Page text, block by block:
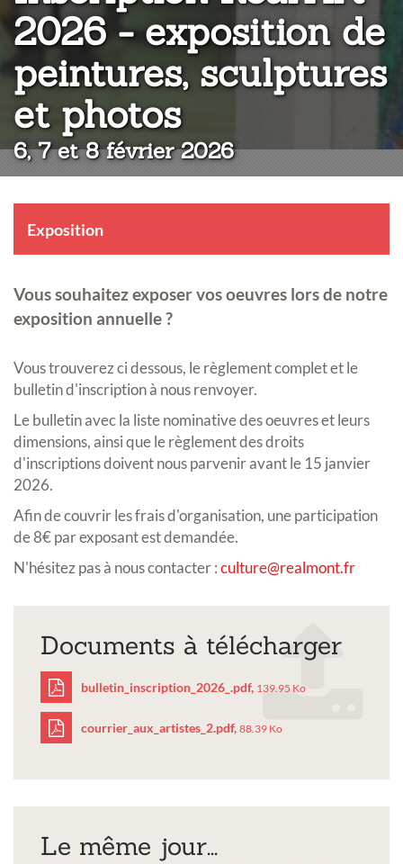
2026 - exposition de
peintures, sculptures
et photos:
6, 7 et 8 février 2026
Exposition
Vous souhaitez exposer vos oeuvres lors de notre
exposition annuelle ?
Vous trouverez ci dessous, le règlement complet et le
bulletin d'inscription à nous renvoyer.
Le bulletin avec la liste nominative des oeuvres et leurs
dimensions, ainsi que le règlement des droits
d'inscriptions doivent nous parvenir avant le 15 janvier
2026.
Afin de couvrir les frais d'organisation, une participation
de 8€ par exposant est demandée.
N'hésitez pas à nous contacter :culture@realmont.fr
Documents à télécharger
bulletin_inscription_2026_.pdf, 139.95 Ko
courrier_aux_artistes_2.pdf, 88.39 Ko
Le même jour...